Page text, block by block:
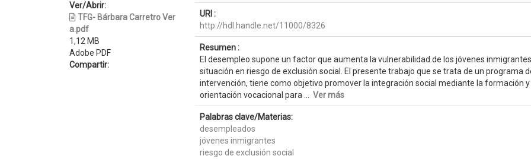
Ver/Abrir:
TFG- Bárbara Carretro Ver
a.pdf
1,12 MB
Adobe PDF
Compartir:
URI :
http://hdl.handle.net/11000/8326
Resumen :
El desempleo supone un factor que aumenta la vulnerabilidad de los jóvenes
situación en riesgo de exclusión social. El presente trabajo que se trata de un programa
intervención, tiene como objetivo promover la integración social mediante la formación y
orientación vocacional para ... Ver más
Palabras clave/Materias:
desempleados
jóvenes inmigrantes
riesgo de exclusión social